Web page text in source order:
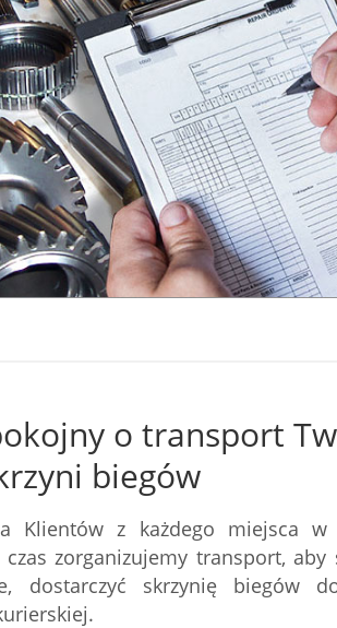
o transport
biegów
Klientów z każdego miejsca w
zorganizujemy transport, aby
dostarczyć skrzynię biegów